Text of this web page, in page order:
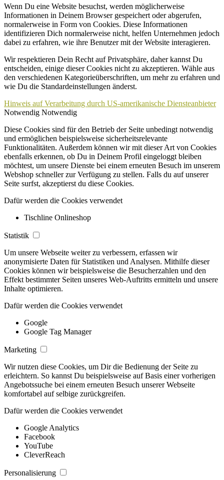
Wenn Du eine Website besuchst, werden möglicherweise
Informationen in Deinem Browser gespeichert oder abgerufen,
normalerweise in Form von Cookies. Diese Informationen
identifizieren Dich normalerweise nicht, helfen Unternehmen jedoch
dabei zu erfahren, wie ihre Benutzer mit der Website interagieren.
Wir respektieren Dein Recht auf Privatsphäre, daher kannst Du
entscheiden, einige dieser Cookies nicht zu akzeptieren. Wähle aus
den verschiedenen Kategorieüberschriften, um mehr zu erfahren und
wie Du die Standardeinstellungen änderst.
Hinweis auf Verarbeitung durch US-amerikanische Diensteanbieter
Notwendig Notwendig
Diese Cookies sind für den Betrieb der Seite unbedingt notwendig
und ermöglichen beispielsweise sicherheitsrelevante
Funktionalitäten. Außerdem können wir mit dieser Art von Cookies
ebenfalls erkennen, ob Du in Deinem Profil eingeloggt bleiben
möchtest, um unsere Dienste bei einem erneuten Besuch im unserem
Webshop schneller zur Verfügung zu stellen. Falls du auf unserer
Seite surfst, akzeptierst du diese Cookies.
Dafür werden die Cookies verwendet
Tischline Onlineshop
Statistik
Um unsere Webseite weiter zu verbessern, erfassen wir
anonymisierte Daten für Statistiken und Analysen. Mithilfe dieser
Cookies können wir beispielsweise die Besucherzahlen und den
Effekt bestimmter Seiten unseres Web-Auftritts ermitteln und unsere
Inhalte optimieren.
Dafür werden die Cookies verwendet
Google
Google Tag Manager
Marketing
Wir nutzen diese Cookies, um Dir die Bedienung der Seite zu
erleichtern. So kannst Du beispielsweise auf Basis einer vorherigen
Angebotssuche bei einem erneuten Besuch unserer Webseite
komfortabel auf selbige zurückgreifen.
Dafür werden die Cookies verwendet
Google Analytics
Facebook
YouTube
CleverReach
Personalisierung